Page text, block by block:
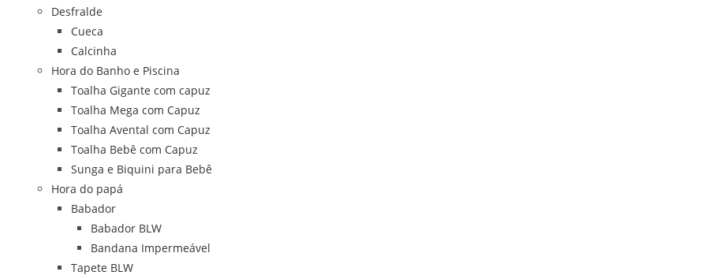
Desfralde
Cueca
Calcinha
Hora do Banho e Piscina
Toalha Gigante com capuz
Toalha Mega com Capuz
Toalha Avental com Capuz
Toalha Bebê com Capuz
Sunga e Biquini para Bebê
Hora do papá
Babador
Babador BLW
Bandana Impermeável
Tapete BLW